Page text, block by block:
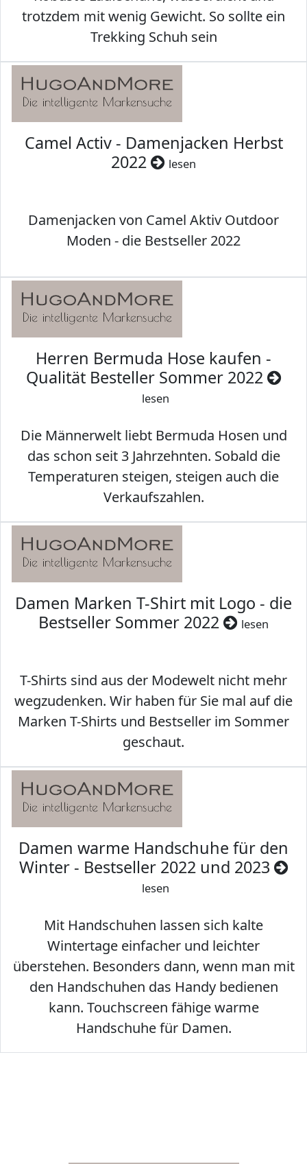
trotzdem mit wenig Gewicht. So sollte ein
Trekking Schuh sein
Camel Activ - Damenjacken Herbst
2022
lesen
Damenjacken von Camel Aktiv Outdoor
Moden - die Bestseller 2022
Herren Bermuda Hose kaufen -
Qualität Besteller Sommer 2022
lesen
Die Männerwelt liebt Bermuda Hosen und
das schon seit 3 Jahrzehnten. Sobald die
Temperaturen steigen, steigen auch die
Verkaufszahlen.
Damen Marken T-Shirt mit Logo - die
Bestseller Sommer 2022
lesen
T-Shirts sind aus der Modewelt nicht mehr
wegzudenken. Wir haben für Sie mal auf die
Marken T-Shirts und Bestseller im Sommer
geschaut.
Damen warme Handschuhe für den
Winter - Bestseller 2022 und 2023
lesen
Mit Handschuhen lassen sich kalte
Wintertage einfacher und leichter
überstehen. Besonders dann, wenn man mit
den Handschuhen das Handy bedienen
kann. Touchscreen fähige warme
Handschuhe für Damen.